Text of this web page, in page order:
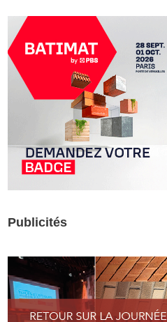
Publicités